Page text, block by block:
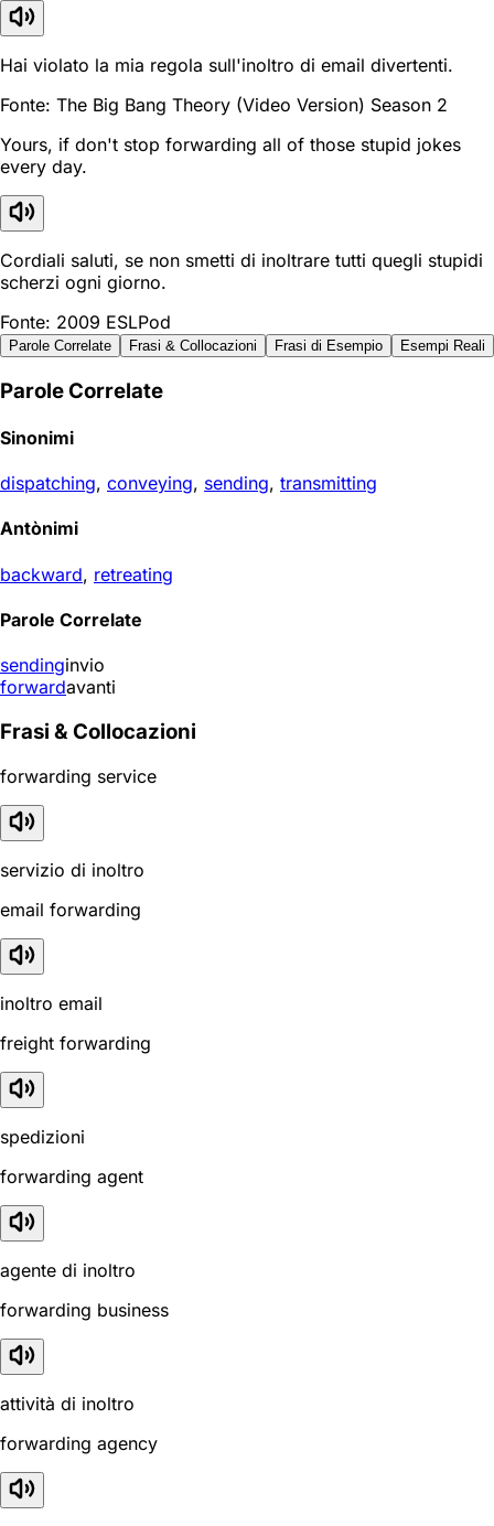
Hai violato la mia regola sull'inoltro di email divertenti.
Fonte: The Big Bang Theory (Video Version) Season 2
Yours, if don't stop forwarding all of those stupid jokes
every day.
Cordiali saluti, se non smetti di inoltrare tutti quegli stupidi
scherzi ogni giorno.
Fonte: 2009 ESLPod
Parole Correlate Frasi & Collocazioni Frasi di Esempio Esempi Reali
Parole Correlate
Sinonimi
dispatching, conveying, sending, transmitting
Antònimi
backward, retreating
Parole Correlate
sendinginvio
forwardavanti
Frasi & Collocazioni
forwarding service
servizio di inoltro
email forwarding
inoltro email
freight forwarding
spedizioni
forwarding agent
agente di inoltro
forwarding business
attività di inoltro
forwarding agency